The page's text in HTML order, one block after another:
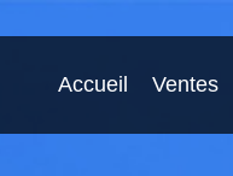
Accueil Ventes